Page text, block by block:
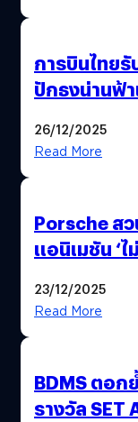
การบินไทย
ปักธงน่านฟ้
26/12/2025
Read More
Porsche ส
แอนิเมชัน ‘ไ
23/12/2025
Read More
BDMS ตอก
รางวัล SET